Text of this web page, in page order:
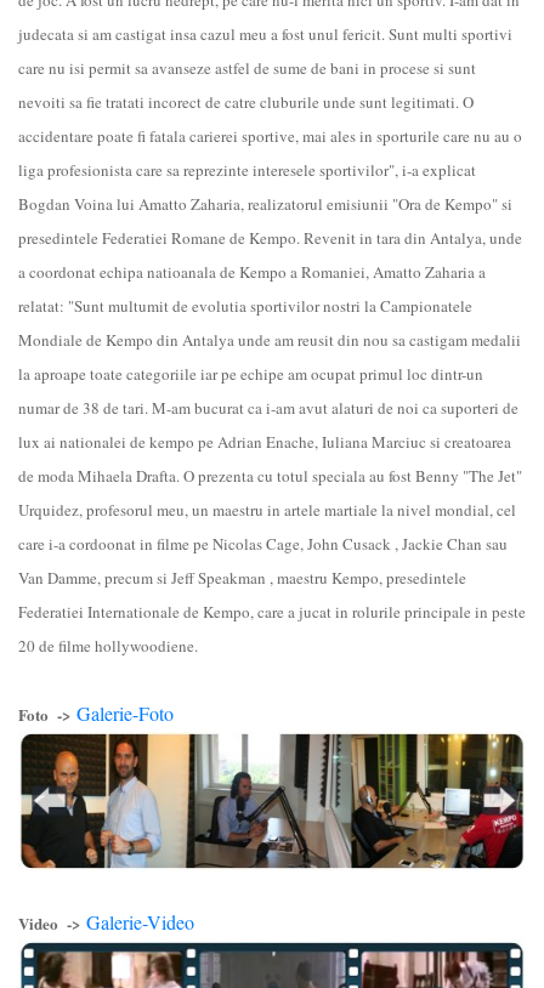
judecata si am castigat insa cazul meu a fost unul fericit. Sunt multi sportivi
care nu isi permit sa avanseze astfel de sume de bani in procese si sunt
nevoiti sa fie tratati incorect de catre cluburile unde sunt legitimati. O
accidentare poate fi fatala carierei sportive, mai ales in sporturile care nu au o
liga profesionista care sa reprezinte interesele sportivilor", i-a explicat
Bogdan Voina lui Amatto Zaharia, realizatorul emisiunii "Ora de Kempo" si
presedintele Federatiei Romane de Kempo. Revenit in tara din Antalya, unde
a coordonat echipa natioanala de Kempo a Romaniei, Amatto Zaharia a
relatat: "Sunt multumit de evolutia sportivilor nostri la Campionatele
Mondiale de Kempo din Antalya unde am reusit din nou sa castigam medalii
la aproape toate categoriile iar pe echipe am ocupat primul loc dintr-un
numar de 38 de tari. M-am bucurat ca i-am avut alaturi de noi ca suporteri de
lux ai nationalei de kempo pe Adrian Enache, Iuliana Marciuc si creatoarea
de moda Mihaela Drafta. O prezenta cu totul speciala au fost Benny "The Jet"
Urquidez, profesorul meu, un maestru in artele martiale la nivel mondial, cel
care i-a cordoonat in filme pe Nicolas Cage, John Cusack , Jackie Chan sau
Van Damme, precum si Jeff Speakman , maestru Kempo, presedintele
Federatiei Internationale de Kempo, care a jucat in rolurile principale in peste
20 de filme hollywoodiene.
Foto -> Galerie-Foto
Video -> Galerie-Video